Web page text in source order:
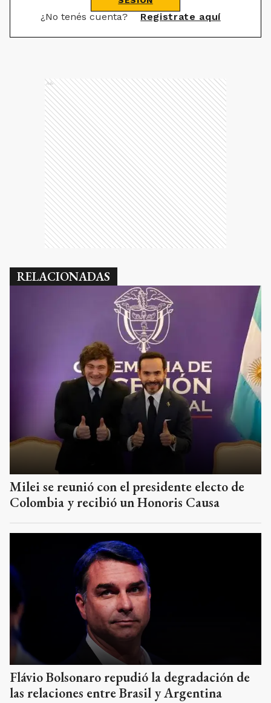
¿No tenés cuenta? Registrate aquí
Ads
RELACIONADAS
Milei se reunió con el presidente electo de
Colombia y recibió un Honoris Causa
Flávio Bolsonaro repudió la degradación de
las relaciones entre Brasil y Argentina